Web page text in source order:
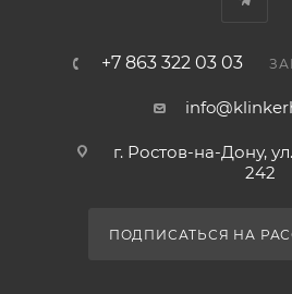
+7 863 322 03 03
г. Ростов-на-Дону,
242
ПОДПИСАТЬСЯ НА